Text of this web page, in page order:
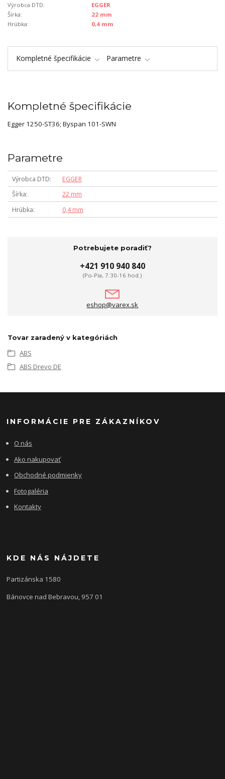
Výrobca DTD:
EGGER
Šírka:
22 mm
Hrúbka:
0,4 mm
Kompletné špecifikácie Parametre
Kompletné špecifikácie
Egger 1250-ST36; Byspan 101-SWN
Parametre
Výrobca DTD
EGGER
Šírka
22 mm
Hrúbka
0,4 mm
Potrebujete poradiť?
+421 910 940 840
(Po-Pia, 7.30-16 hod.)
eshop@varex.sk
Tovar zaradený v kategóriách
ABS
ABS Drevo DE
INFORMÁCIE PRE ZÁKAZNÍKOV
O nás
Ako nakupovať
Obchodné podmienky
Fotogaléria
Kontakty
KDE NÁS NÁJDETE
Partizánska 1580
Bánovce nad Bebravou, 957 01